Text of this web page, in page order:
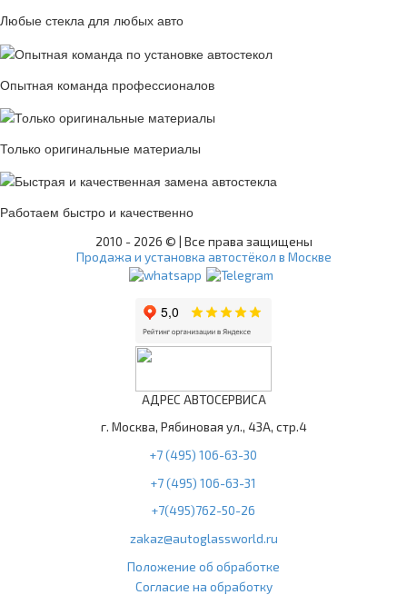
Любые стекла для любых авто
Опытная команда профессионалов
Только оригинальные материалы
Работаем быстро и качественно
2010 - 2026 © | Все права защищены
Продажа и установка автостёкол в Москве
АДРЕС АВТОСЕРВИСА
г. Москва, Рябиновая ул., 43А, стр.4
+7 (495) 106-63-30
+7 (495) 106-63-31
+7(495)762-50-26
zakaz@autoglassworld.ru
Положение об обработке
Согласие на обработку